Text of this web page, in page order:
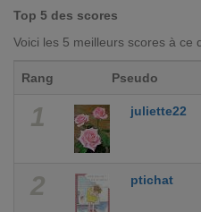
Top 5 des scores
Voici les 5 meilleurs scores à ce
Rang Pseudo
1 juliette22
2 ptichat